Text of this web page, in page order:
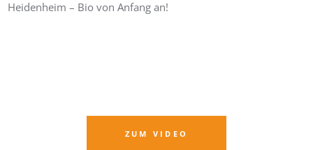
Heidenheim – Bio von Anfang an!
ZUM VIDEO